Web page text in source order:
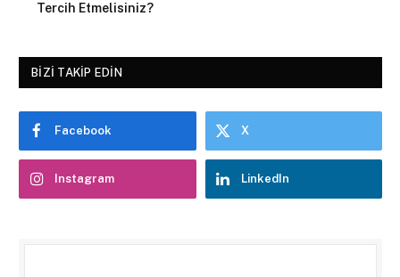
Tercih Etmelisiniz?
BIZI TAKIP EDIN
Facebook X
Instagram LinkedIn